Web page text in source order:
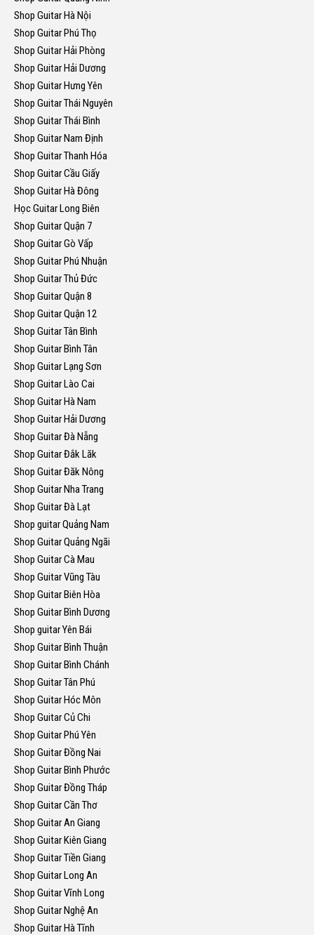
Shop Guitar Hà Nội
Shop Guitar Phú Thọ
Shop Guitar Hải Phòng
Shop Guitar Hải Dương
Shop Guitar Hưng Yên
Shop Guitar Thái Nguyên
Shop Guitar Thái Bình
Shop Guitar Nam Định
Shop Guitar Thanh Hóa
Shop Guitar Cầu Giấy
Shop Guitar Hà Đông
Học Guitar Long Biên
Shop Guitar Quận 7
Shop Guitar Gò Vấp
Shop Guitar Phú Nhuận
Shop Guitar Thủ Đức
Shop Guitar Quận 8
Shop Guitar Quận 12
Shop Guitar Tân Bình
Shop Guitar Bình Tân
Shop Guitar Lạng Sơn
Shop Guitar Lào Cai
Shop Guitar Hà Nam
Shop Guitar Hải Dương
Shop Guitar Đà Nẵng
Shop Guitar Đắk Lăk
Shop Guitar Đăk Nông
Shop Guitar Nha Trang
Shop Guitar Đà Lạt
Shop guitar Quảng Nam
Shop Guitar Quảng Ngãi
Shop Guitar Cà Mau
Shop Guitar Vũng Tàu
Shop Guitar Biên Hòa
Shop Guitar Bình Dương
Shop guitar Yên Bái
Shop Guitar Bình Thuận
Shop Guitar Bình Chánh
Shop Guitar Tân Phú
Shop Guitar Hóc Môn
Shop Guitar Củ Chi
Shop Guitar Phú Yên
Shop Guitar Đồng Nai
Shop Guitar Bình Phước
Shop Guitar Đồng Tháp
Shop Guitar Cần Thơ
Shop Guitar An Giang
Shop Guitar Kiên Giang
Shop Guitar Tiền Giang
Shop Guitar Long An
Shop Guitar Vĩnh Long
Shop Guitar Nghệ An
Shop Guitar Hà Tĩnh